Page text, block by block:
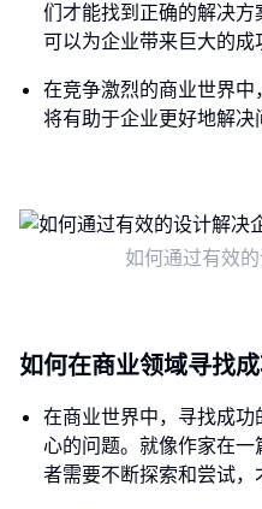
们才能找到正确的解决方
可以为企业带来巨大的成
在竞争激烈的商业世界中
将有助于企业更好地解决
如何通过有效
如何在商业领域寻找
在商业世界中，寻找成
心的问题。就像作家在
者需要不断探索和尝试，